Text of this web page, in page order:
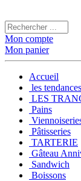
Mon compte
Mon panier
Accueil
les tendances
LES
Pains
Pâtisseries
TARTERIE
Gâteau
Sandwich
Boissons